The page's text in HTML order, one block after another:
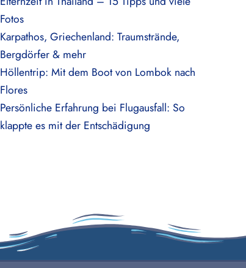
Fotos
Karpathos, Griechenland: Traumstrände,
Bergdörfer & mehr
Höllentrip: Mit dem Boot von Lombok nach
Flores
Persönliche Erfahrung bei Flugausfall: So
klappte es mit der Entschädigung